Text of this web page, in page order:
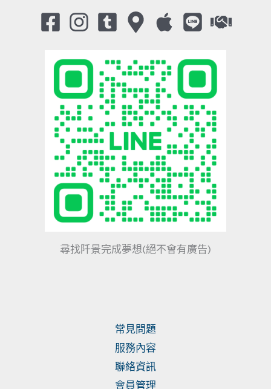
尋找阡景完成夢想(絕不會有廣告)
常見問題
服務內容
聯絡資訊
會員管理